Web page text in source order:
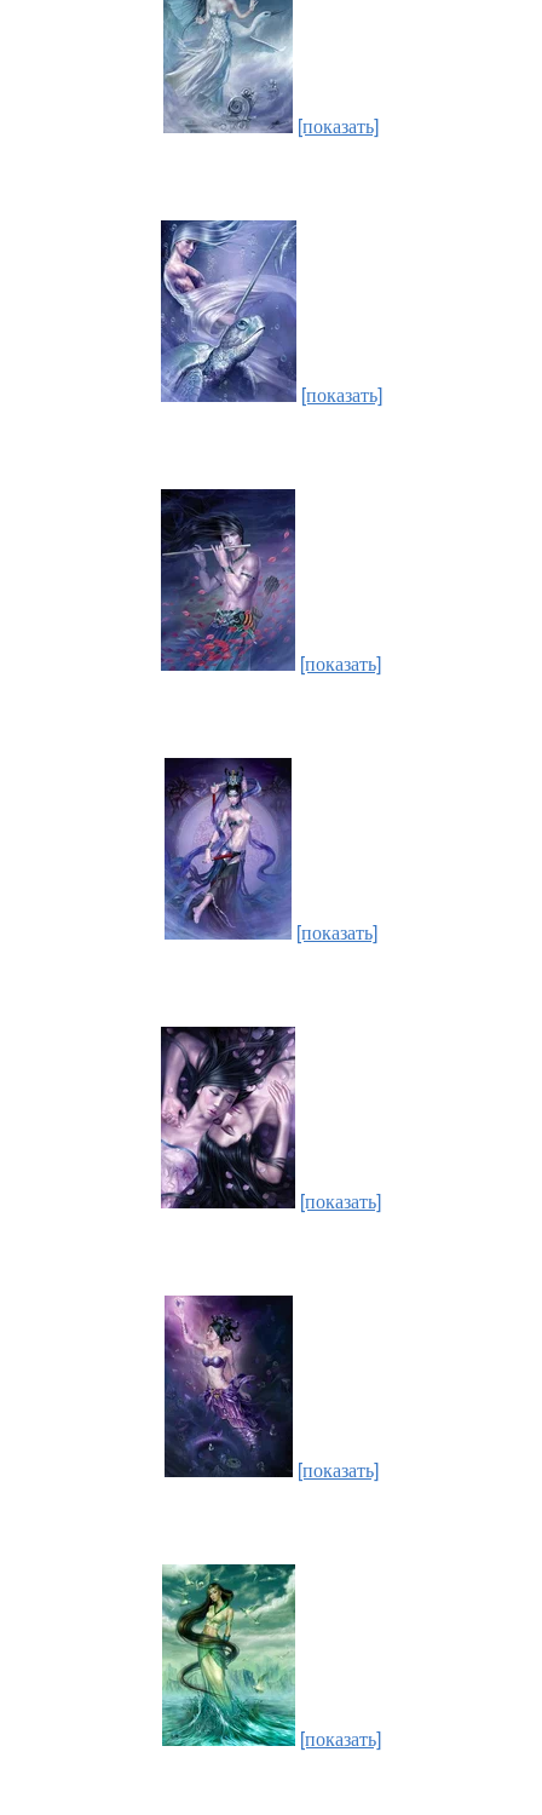
[показать]
[показать]
[показать]
[показать]
[показать]
[показать]
[показать]